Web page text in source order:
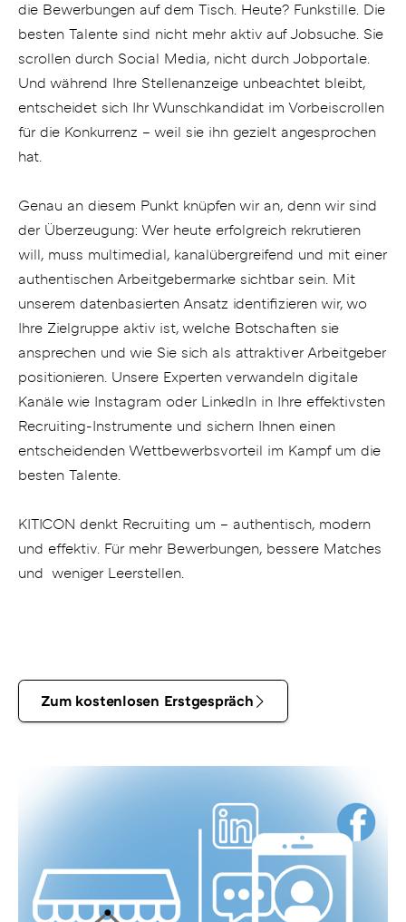
die Bewerbungen auf dem Tisch. Heute? Funkstille. Die
besten Talente sind nicht mehr aktiv auf Jobsuche. Sie
scrollen durch Social Media, nicht durch Jobportale.
Und während Ihre Stellenanzeige unbeachtet bleibt,
entscheidet sich Ihr Wunschkandidat im Vorbeiscrollen
für die Konkurrenz – weil sie ihn gezielt angesprochen
hat.
Genau an diesem Punkt knüpfen wir an, denn wir sind
der Überzeugung: Wer heute erfolgreich rekrutieren
will, muss multimedial, kanalübergreifend und mit einer
authentischen Arbeitgebermarke sichtbar sein. Mit
unserem datenbasierten Ansatz identifizieren wir, wo
Ihre Zielgruppe aktiv ist, welche Botschaften sie
ansprechen und wie Sie sich als attraktiver Arbeitgeber
positionieren. Unsere Experten verwandeln digitale
Kanäle wie Instagram oder LinkedIn in Ihre effektivsten
Recruiting-Instrumente und sichern Ihnen einen
entscheidenden Wettbewerbsvorteil im Kampf um die
besten Talente.
KITICON denkt Recruiting um – authentisch, modern
und effektiv. Für mehr Bewerbungen, bessere Matches
und weniger Leerstellen.
Zum
kostenlosen
Zum kostenlosen Erstgespräch